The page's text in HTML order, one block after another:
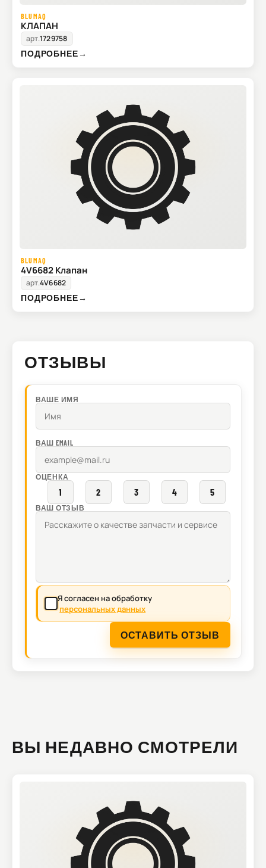
BLUMAQ
КЛАПАН
арт.1729758
ПОДРОБНЕЕ→
BLUMAQ
4V6682 Клапан
арт.4V6682
ПОДРОБНЕЕ→
ОТЗЫВЫ
ВАШЕ ИМЯ
ВАШ EMAIL
ОЦЕНКА
1 2 3 4 5
ВАШ ОТЗЫВ
Я согласен на обработку
персональных данных
ОСТАВИТЬ ОТЗЫВ
ВЫ НЕДАВНО СМОТРЕЛИ